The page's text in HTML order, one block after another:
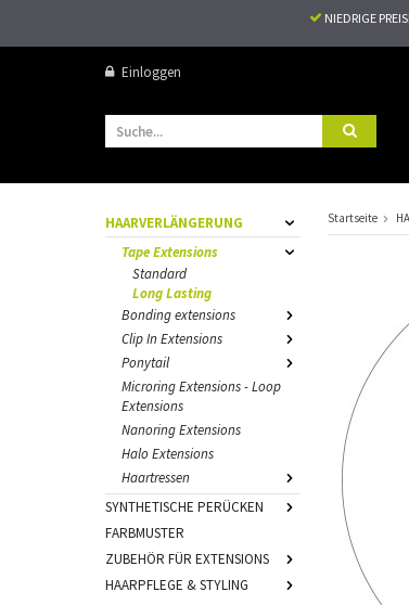
NIEDRIGE
Einloggen
HAARVERLÄNGERUNG
Tape Extensions
Standard
Long Lasting
Bonding extensions
Clip In Extensions
Ponytail
Microring Extensions - Loop
Extensions
Nanoring Extensions
Halo Extensions
Haartressen
SYNTHETISCHE PERÜCKEN
FARBMUSTER
ZUBEHÖR FÜR EXTENSIONS
HAARPFLEGE & STYLING
Startseite